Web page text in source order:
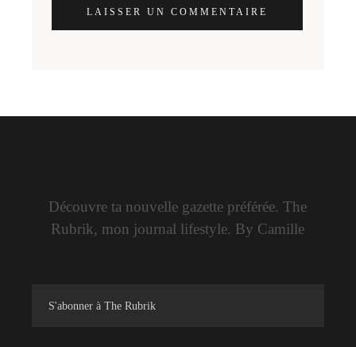
LAISSER UN COMMENTAIRE
Découvre ta nouvelle gazette préférée. The
Rubrik, mon journal lifestyle. By Camille